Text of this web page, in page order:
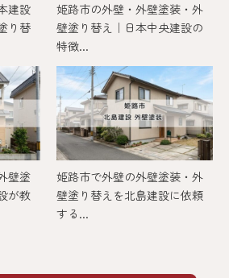
建設
り替
姫路市の外壁・外壁塗装・外
壁塗り替え｜日本中央建設の
特徴...
壁塗
が教
姫路市で外壁の外壁塗装・外
壁塗り替えを北島建設に依頼
する...